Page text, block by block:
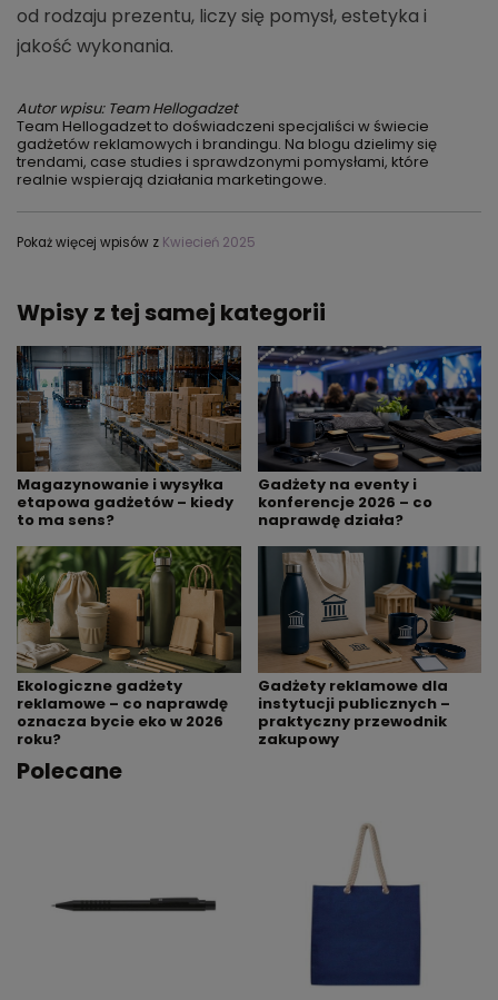
od rodzaju prezentu, liczy się pomysł, estetyka i
jakość wykonania.
Autor wpisu: Team Hellogadzet
Team Hellogadzet to doświadczeni specjaliści w świecie
gadżetów reklamowych i brandingu. Na blogu dzielimy się
trendami, case studies i sprawdzonymi pomysłami, które
realnie wspierają działania marketingowe.
Pokaż więcej wpisów z Kwiecień 2025
Wpisy z tej samej kategorii
Magazynowanie i wysyłka
etapowa gadżetów – kiedy
to ma sens?
Gadżety na eventy i
konferencje 2026 – co
naprawdę działa?
Ekologiczne gadżety
reklamowe – co naprawdę
oznacza bycie eko w 2026
roku?
Gadżety reklamowe dla
instytucji publicznych –
praktyczny przewodnik
zakupowy
Polecane